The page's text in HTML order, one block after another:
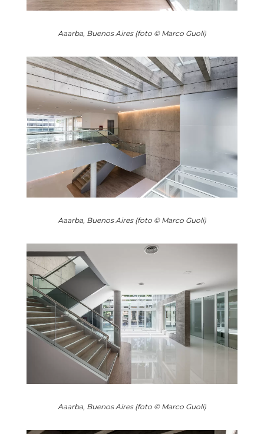
Aaarba, Buenos Aires (foto © Marco Guoli)
Aaarba, Buenos Aires (foto © Marco Guoli)
Aaarba, Buenos Aires (foto © Marco Guoli)